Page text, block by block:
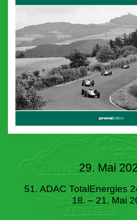
29. Mai
51. ADAC TotalEnergies
18. – 21. Mai